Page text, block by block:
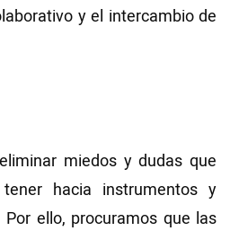
y el intercambio de
miedos y dudas que
hacia instrumentos y
ello, procuramos que las